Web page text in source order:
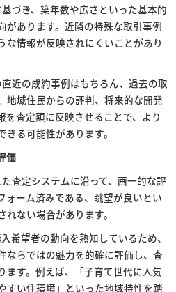
づき、築年数や広さといった基本的
があります。近隣の特殊な取引事例
な情報が反映されにくいことがあり
近の成約事例はもちろん、過去の取
地域住民からの評判、将来的な開発
査定額に反映させることで、より
る可能性があります。
価
査定システムに沿って、画一的な評
ォーム済みである、眺望が良いとい
ない場合があります。
希望者の動向を熟知しているため、
ならではの魅力を的確に評価し、査
ます。例えば、「子育て世代に人気
すい住環境」といった地域特性を踏